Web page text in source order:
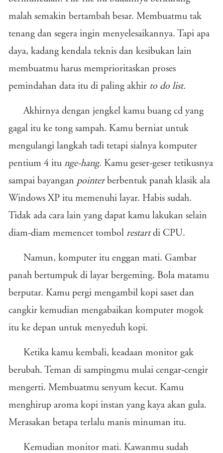
malah semakin bertambah besar. Membuatmu tak
tenang dan segera ingin menyelesaikannya. Tapi apa
daya, kadang kendala teknis dan kesibukan lain
membuatmu harus memprioritaskan proses
pemindahan data itu di paling akhir to do list.
Akhirnya dengan jengkel kamu buang cd yang
gagal itu ke tong sampah. Kamu berniat untuk
mengulangi langkah tadi tetapi sialnya komputer
pentium 4 itu nge-hang. Kamu geser-geser tetikusnya
sampai bayangan pointerberbentuk panah klasik ala
Windows XP itu memenuhi layar. Habis sudah.
Tidak ada cara lain yang dapat kamu lakukan selain
diam-diam memencet tombol restartdi CPU.
Namun, komputer itu enggan mati. Gambar
panah bertumpuk di layar bergeming. Bola matamu
berputar. Kamu pergi mengambil kopi saset dan
cangkir kemudian mengabaikan komputer mogok
itu ke depan untuk menyeduh kopi.
Ketika kamu kembali, keadaan monitor gak
berubah. Teman di sampingmu mulai cengar-cengir
mengerti. Membuatmu senyum kecut. Kamu
menghirup aroma kopi instan yang kaya akan gula.
Merasakan betapa terlalu manis minuman itu.
Kemudian monitor mati. Kawanmu sudah